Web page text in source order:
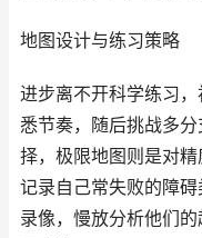
地图设计与练习策略
进步离不开科学练习
悉节奏，随后挑战多
择，极限地图则是对精
记录自己常失败的障
录像，慢放分析他们